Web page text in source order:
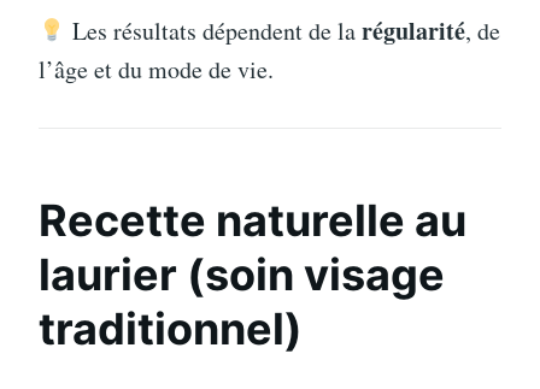
Les résultats dépendent de larégularité, de
l’âge et du mode de vie.
Recette naturelle au
laurier (soin visage
traditionnel)